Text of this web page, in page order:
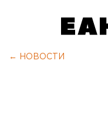
← НОВОСТИ